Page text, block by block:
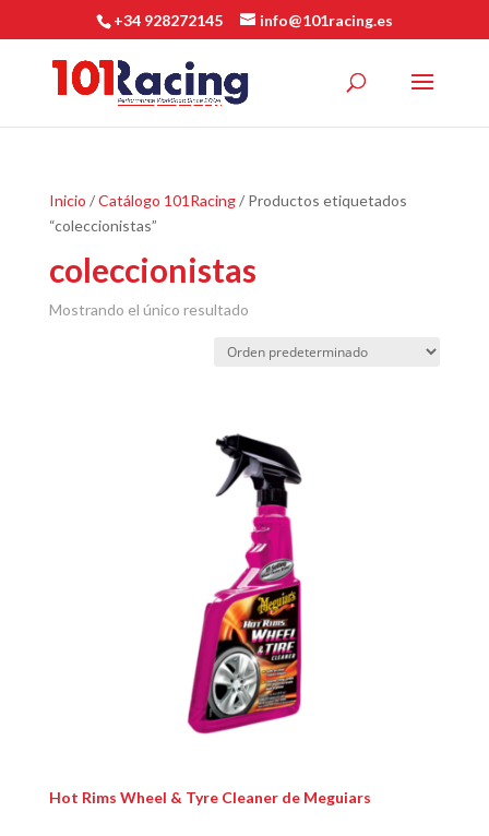
+34 928272145 info@101racing.es
Inicio /Catálogo 101Racing/ Productos etiquetados
“coleccionistas”
coleccionistas
Mostrando el único resultado
Hot Rims Wheel & Tyre Cleaner de Meguiars